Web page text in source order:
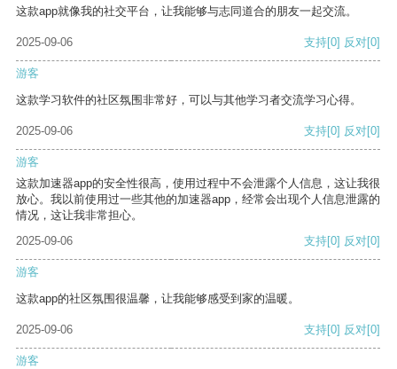
这款app就像我的社交平台，让我能够与志同道合的朋友一起交流。
2025-09-06 支持[0] 反对[0]
游客
这款学习软件的社区氛围非常好，可以与其他学习者交流学习心得。
2025-09-06 支持[0] 反对[0]
游客
这款加速器app的安全性很高，使用过程中不会泄露个人信息，这让我很
放心。我以前使用过一些其他的加速器app，经常会出现个人信息泄露的
情况，这让我非常担心。
2025-09-06
支持[0] 反对[0]
游客
这款app的社区氛围很温馨，让我能够感受到家的温暖。
2025-09-06 支持[0] 反对[0]
游客